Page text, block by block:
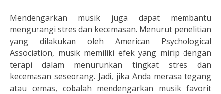
Mendengarkan musik juga dapat membantu
mengurangi stres dan kecemasan. Menurut penelitian
yang dilakukan oleh American Psychological
Association, musik memiliki efek yang mirip dengan
terapi dalam menurunkan tingkat stres dan
kecemasan seseorang. Jadi, jika Anda merasa tegang
atau cemas, cobalah mendengarkan musik favorit